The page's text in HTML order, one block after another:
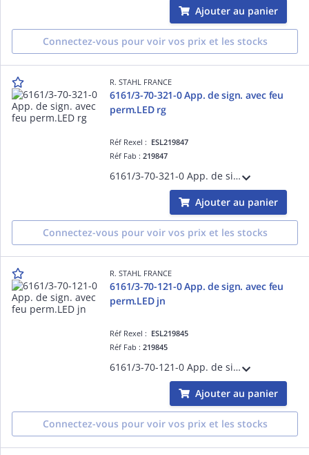
Ajouter au panier
Connectez-vous pour voir vos prix et les stocks
R. STAHL FRANCE
6161/3-70-321-0 App. de sign. avec feu
perm.LED rg
Réf Rexel : ESL219847
Réf Fab :219847
6161/3-70-321-0 App. de sign. avec feu perm.LED rg
Ajouter au panier
Connectez-vous pour voir vos prix et les stocks
R. STAHL FRANCE
6161/3-70-121-0 App. de sign. avec feu
perm.LED jn
Réf Rexel : ESL219845
Réf Fab :219845
6161/3-70-121-0 App. de sign. avec feu perm.LED jn
Ajouter au panier
Connectez-vous pour voir vos prix et les stocks